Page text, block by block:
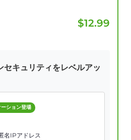
$12.99
セキュリティをレベルアッ
ション登場
名IPアドレス